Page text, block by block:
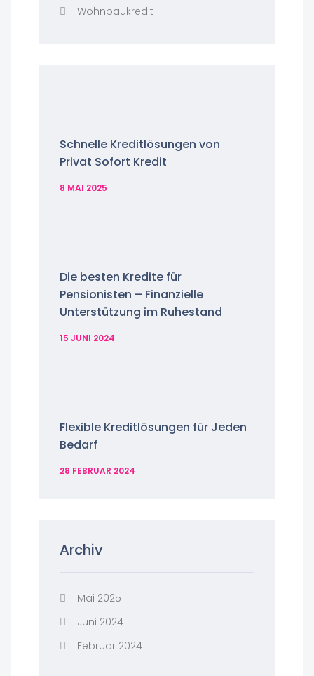
Wohnbaukredit
Schnelle Kreditlösungen von
Privat Sofort Kredit
8 MAI 2025
Die besten Kredite für
Pensionisten – Finanzielle
Unterstützung im Ruhestand
15 JUNI 2024
Flexible Kreditlösungen für Jeden
Bedarf
28 FEBRUAR 2024
Archiv
Mai 2025
Juni 2024
Februar 2024